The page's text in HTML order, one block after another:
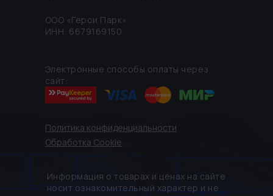
Политика конфиденциальности
Обработка Cookie
ООО «Герои Парк»
ИНН: 6679169150
Информация о товарах и ценах на сайте
носит ознакомительный характер и не
Электронные способы оплаты через
сайт: